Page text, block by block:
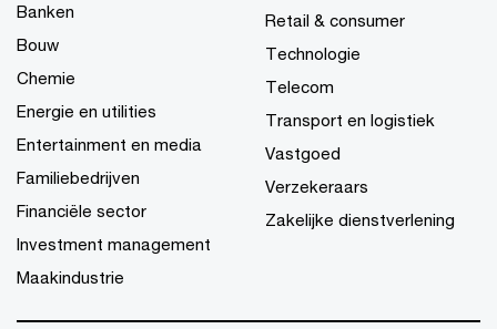
Banken
Bouw
Chemie
Energie en utilities
Entertainment en media
Familiebedrijven
Financiële sector
Investment management
Maakindustrie
Retail & consumer
Technologie
Telecom
Transport en logistiek
Vastgoed
Verzekeraars
Zakelijke dienstverlening